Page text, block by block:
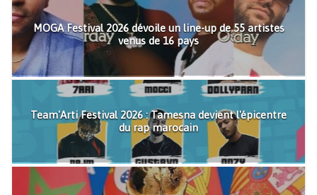
MOGA Festival 2026 dévoile un line-up de 55 artistes
venus de 16 pays
Team'Arti Festival 2026 : Tamesna devient l'épicentre
du rap marocain